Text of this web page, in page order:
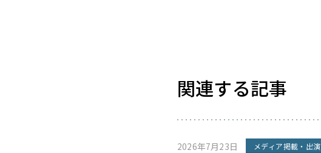
関連する記事
2026年7月23日 メディア掲載・出演